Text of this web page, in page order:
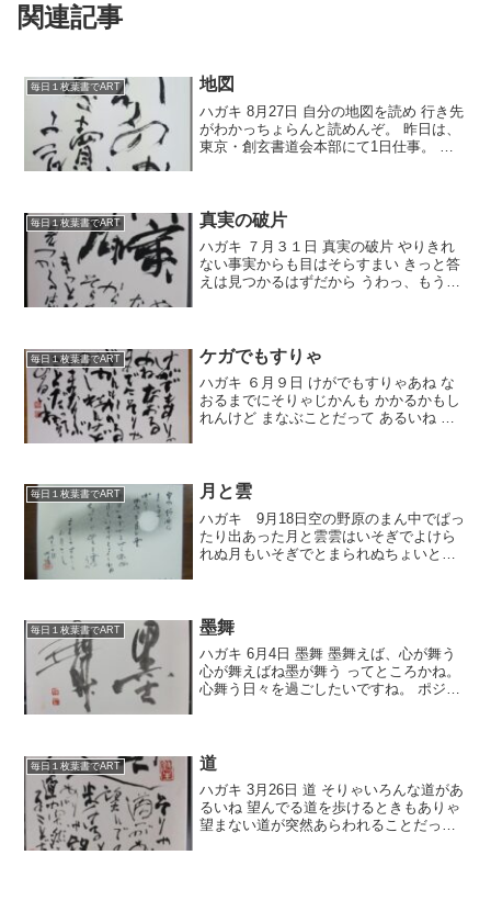
関連記事
毎日１枚葉書でART 地図
ハガキ 8月27日 自分の地図を読め 行き先
がわかっちょらんと読めんぞ。 昨日は、
東京・創玄書道会本部にて1日仕事。 相
ろかっ...
毎日１枚葉書でART 真実の破片
ハガキ ７月３１日 真実の破片 やりきれ
ない事実からも目はそらすまい きっと答
えは見つかるはずだから うわっ、もう７
ミーンミーン...
毎日１枚葉書でART ケガでもすりゃ
ハガキ ６月９日 けがでもすりゃあね な
おるまでにそりゃじかんも かかるかもし
れんけど まなぶことだって あるいね 昨
トルは『...
毎日１枚葉書でART 月と雲
ハガキ 9月18日空の野原のまん中でぱっ
たり出あった月と雲雲はいそぎでよけら
れぬ月もいそぎでとまられぬちょいとご
・・・・・・・・・・・・...
毎日１枚葉書でART 墨舞
ハガキ 6月4日 墨舞 墨舞えば、心が舞う
心が舞えばね墨が舞う ってところかね。
心舞う日々を過ごしたいですね。 ポジテ
午後抽...
毎日１枚葉書でART 道
ハガキ 3月26日 道 そりゃいろんな道があ
るいね 望んでる道を歩けるときもありゃ
望まない道が突然あらわれることだって